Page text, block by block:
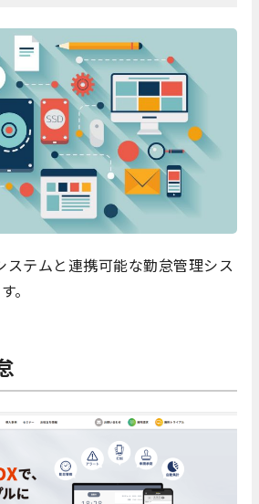
ステムと連携可能な勤怠管理シス
。